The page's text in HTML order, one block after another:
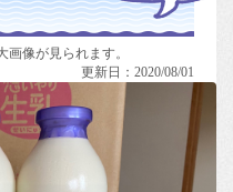
像が見られます。
更新日：2020/08/01